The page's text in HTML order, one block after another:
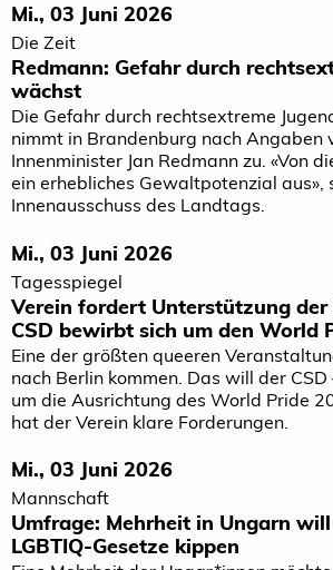
Mi., 03 Juni 2026
Die Zeit
Redmann: Gefahr durch
wächst
Die Gefahr durch rechtsextreme
nimmt in Brandenburg nach Angaben
Innenminister Jan Redmann zu. «Von
ein erhebliches Gewaltpotenzial aus»,
Innenausschuss des Landtags.
Mi., 03 Juni 2026
Tagesspiegel
Verein fordert Unterstützung
CSD bewirbt sich um den World
Eine der größten queeren
nach Berlin kommen. Das will der
um die Ausrichtung des World Pride
hat der Verein klare Forderungen.
Mi., 03 Juni 2026
Mannschaft
Umfrage: Mehrheit in Ungarn
LGBTIQ-Gesetze kippen